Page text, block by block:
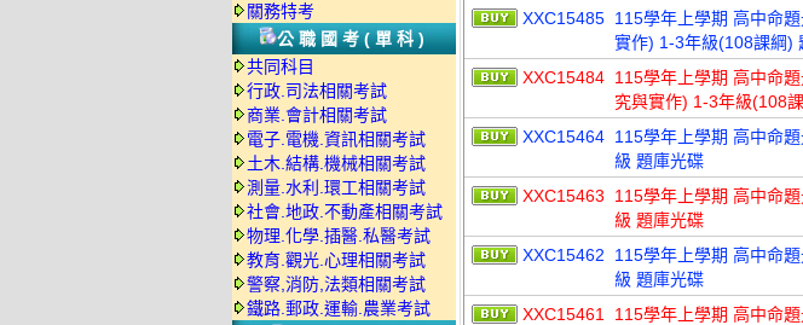
關務特考
公職國考(單科)
共同科目
行政.司法相關考試
商業.會計相關考試
電子.電機.資訊相關考試
土木.結構.機械相關考試
測量.水利.環工相關考試
社會.地政.不動產相關考試
物理.化學.插醫.私醫考試
教育.觀光.心理相關考試
警察,消防,法類相關考試
鐵路.郵政.運輸.農業考試
XXC15485 115學年上學期 高中命
實作) 1-3年級(108課綱)
XXC15484 115學年上學期 高中
究與實作) 1-3年級(108
XXC15464 115學年上學期 高中命
級 題庫光碟
XXC15463
115學年上學期 高中命
級 題庫光碟
XXC15462
115學年上學期 高中命
級 題庫光碟
XXC15461
115學年上學期 高中